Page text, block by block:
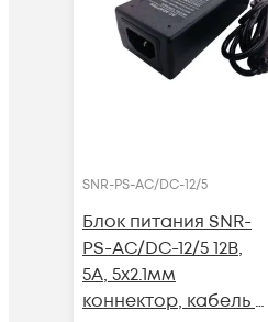
SNR-PS-AC/DC-12/5
Блок питания SNR-
PS-AC/DC-12/5 12В,
5А, 5x2.1мм
коннектор, кабель с